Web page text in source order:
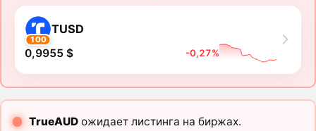
100
TUSD
0,9955 $ -0,27%
TrueAUDожидает листинга на биржах.